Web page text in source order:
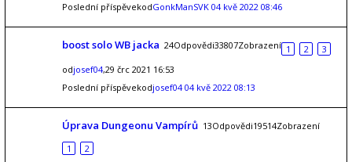
Poslední příspěvekodGonkManSVK 04 kvě 2022 08:46
boost solo WB jacka 24Odpovědi33807Zobrazení 1 2
3
odjosef04,29 črc 2021 16:53
Poslední příspěvekodjosef04 04 kvě 2022 08:13
Úprava Dungeonu Vampírů 13Odpovědi19514Zobrazení
1
2